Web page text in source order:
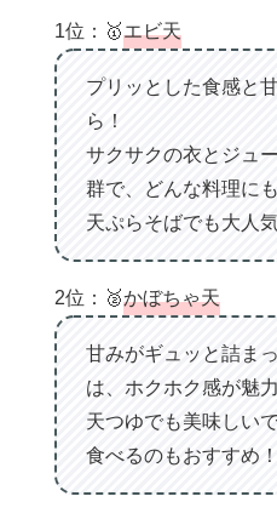
1位：🥇エビ天
プリッとした食感と
ら！
サクサクの衣とジュ
群で、どんな料理に
天ぷらそばでも大人気
2位：🥈かぼちゃ天
甘みがギュッと詰ま
は、ホクホク感が魅力
天つゆでも美味しい
食べるのもおすすめ！